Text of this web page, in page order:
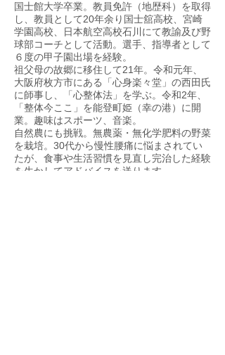
国士館大学卒業。教員免許（地歴科）を取得
し、教員として20年余り国士舘高校、宮崎
学園高校、日本航空高校石川にて教諭及び野
球部コーチとして活動。選手、指導者として
６度の甲子園出場を経験。
祖父母の故郷に移住して21年。令和元年、
大阪府枚方市にある「心身楽々堂」の西田氏
に師事し、「心整体法」を学ぶ。令和2年、
「整体今ここ」を能登町姫（幸の港）に開
業。趣味はスポーツ、音楽。
自然農にも挑戦。無農薬・無化学肥料の野菜
を栽培。30代から慢性腰痛に悩まされてい
たが、食事や生活習慣を見直し完治した経験
を生かしてアドバイスを送ります。